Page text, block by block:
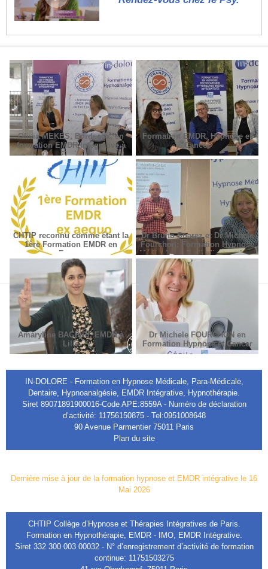
Olivia MEKES, Bordeaux, en
formation EMDR Intégrative à
Paris
Formation EMDR, Hypnose et
Cancer
CHTIP reconnu comme étant la
1ère Formation EMDR en
France
Dr Bruno Suarez et Dr Michèle
Fourchon: Formation Hypnose
Médicale en Radiodiagnostic et
Radiothérapie.
Amaryline BACHIRI, EMDR à
Lille
Dr Michele FOURCHON en
Formation Hypnose et Cancer
IN-DOLORE - Formation en Hypnose Médicale, Para-Médicale,
Dentaire, Hypnoanalgésie, EMDR Intégrative, Hypnothérapie.
Siret 89071891900016-Code APE:8559A - Numéro de déclaration
d’activité: 11756150875 - Tel:0951008648
90 Avenue Parmentier 75011 Paris
Plan du site
Dernière mise à jour de la formation hypnose et EMDR intégrative le 16
Mai 2026
CHTIP Collège d’Hypnose et Thérapies Intégratives de Paris.
Formation en Hypnothérapie, EMDR - IMO, EMDR Intégrative.
Siret 332 300 003 00032 - N° d’enregistrement d’activité de formation
continue: 11751503275